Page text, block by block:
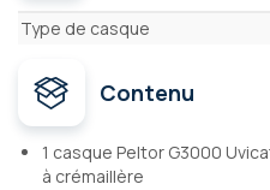
Caractéristiques
Type de casque
Contenu
1 casque Peltor G3000
à crémaillère